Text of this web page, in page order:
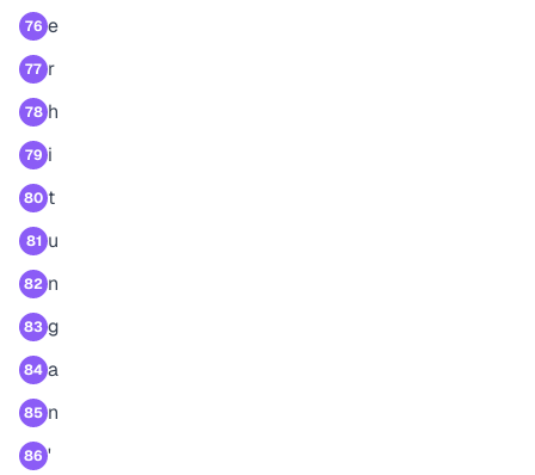
76 e
77 r
78 h
79 i
80 t
81 u
82 n
83 g
84 a
85 n
86 '